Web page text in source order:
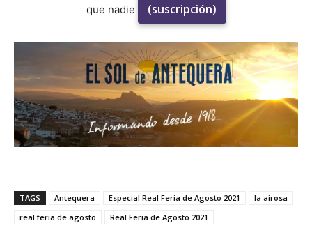
que nadie
(suscripción)
TAGS Antequera Especial Real Feria de Agosto 2021
la airosa
real feria de agosto
Real Feria de Agosto 2021